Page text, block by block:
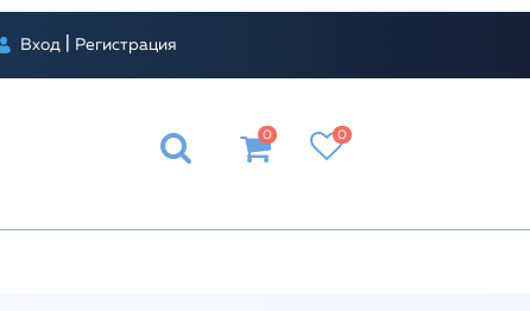
Вход Регистрация